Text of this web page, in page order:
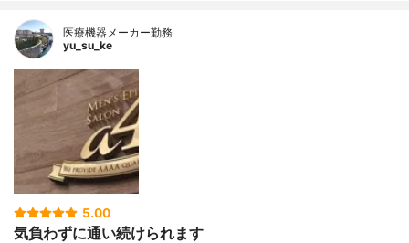
医療機器メーカー勤務
yu_su_ke
5.00
気負わずに通い続けられます